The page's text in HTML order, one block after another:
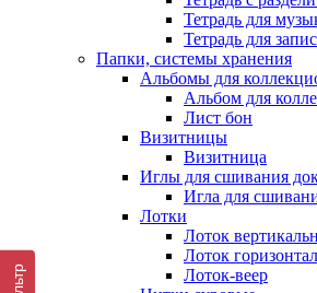
Тетрадь для
Тетрадь для
Папки, системы хранения
Альбомы для
Альбом для
Лист бон
Визитницы
Визитница
Иглы для сшивания
Игла для
Лотки
Лоток
Лоток
Лоток-веер